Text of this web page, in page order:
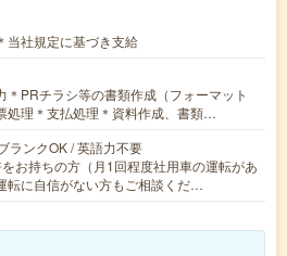
社規定に基づき支給
＊PRチラシ等の書類作成（フォーマット
処理＊支払処理＊資料作成、書類…
ランクOK / 英語力不要
お持ちの方（月1回程度社用車の運転があ
転に自信がない方もご相談くだ…